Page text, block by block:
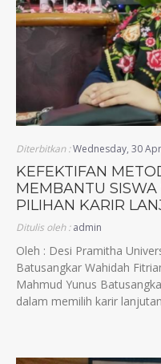
Diterbitkan :Wednesday, 30
KEFEKTIFAN
MEMBANTU
PILIHAN KARIR
Ditulis oleh :admin
Oleh : Desi Pramitha
Batusangkar Wahidah
Mahmud Yunus
dalam memilih karir